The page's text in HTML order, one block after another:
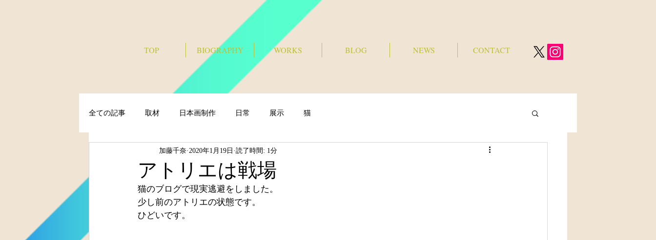
TOP BIOGRAPHY WORKS BLOG NEWS CONTACT
全ての記事 取材 日本画制作 日常 展示 猫
アトリエは戦場
加藤千奈 2020年1月19日 読了時間: 1分
猫のブログで現実逃避をしました。
少し前のアトリエの状態です。
ひどいです。